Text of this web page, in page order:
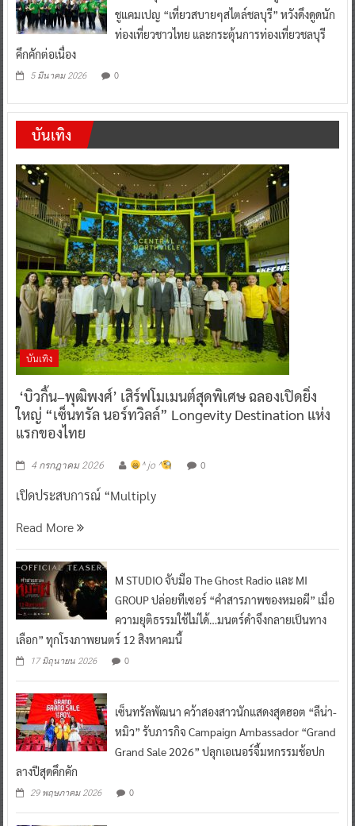
ชูแคมเปญ “เที่ยวสบายๆสไตล์ชลบุรี” หวังดึงดูดนัก
ท่องเที่ยวชาวไทย และกระตุ้นการท่องเที่ยวชลบุรี
คึกคักต่อเนื่อง
5 มีนาคม 2026 0
บันเทิง
บันเทิง
‘บิวกิ้น–พุฒิพงศ์’ เสิร์ฟโมเมนต์สุดพิเศษ ฉลองเปิดยิ่ง
ใหญ่ “เซ็นทรัล นอร์ทวิลล์” Longevity Destination แห่ง
แรกของไทย
4 กรกฎาคม 2026 ^ jo ^ 0
เปิดประสบการณ์ “Multiply
Read More
M STUDIO จับมือ The Ghost Radio และ MI
GROUP ปล่อยทีเซอร์ “คำสารภาพของหมอผี” เมื่อ
ความยุติธรรมใช้ไม่ได้…มนตร์ดำจึงกลายเป็นทาง
เลือก” ทุกโรงภาพยนตร์ 12 สิงหาคมนี้
17 มิถุนายน 2026 0
เซ็นทรัลพัฒนา คว้าสองสาวนักแสดงสุดฮอต “ลีน่า-
หมิว” รับภารกิจ Campaign Ambassador “Grand
Grand Sale 2026” ปลุกเอเนอร์จี้มหกรรมช้อปก
ลางปีสุดคึกคัก
29 พฤษภาคม 2026 0